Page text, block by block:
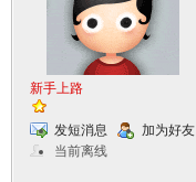
新手上路
发短消息
加为好友
当前离线